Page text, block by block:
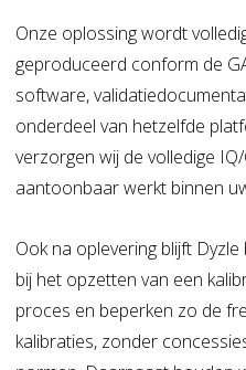
Onze oplossing wordt
geproduceerd conform de
software,
onderdeel van hetzelfde
verzorgen wij de volledige
aantoonbaar werkt binnen
Ook na oplevering blijft
bij het opzetten van een
proces en beperken zo de
kalibraties, zonder